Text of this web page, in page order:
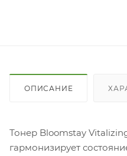
ОПИСАНИЕ
Тонер Bloomstay
гармонизирует